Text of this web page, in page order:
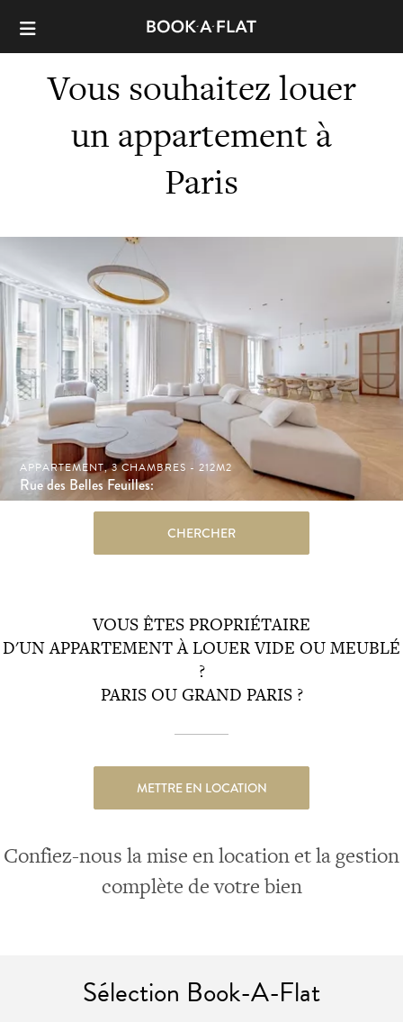
Vous souhaitez louer
un appartement à
Paris
APPARTEMENT, 3 CHAMBRES - 212M2
Rue des Belles Feuilles:
CHERCHER
VOUS ÊTES PROPRIÉTAIRE
D'UN APPARTEMENT À LOUER VIDE OU MEUBLÉ
?
PARIS OU GRAND PARIS ?
METTRE EN LOCATION
Confiez-nous la mise en location et la gestion
complète de votre bien
Sélection Book-A-Flat